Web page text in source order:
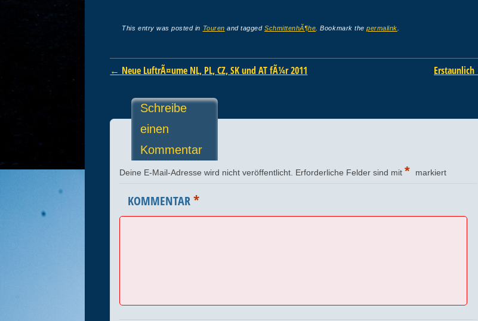
This entry was posted in Touren and tagged SchmittenhÃ¶he . Bookmark thepermalink
Post navigation
← Neue LuftrÃ¤ume NL, PL, CZ, SK und AT fÃ¼r 2011 Erstaunlich
Schreibe
einen
Kommentar
Deine E-Mail-Adresse wird nicht veröffentlicht. Erforderliche Felder sind mit * markiert
KOMMENTAR*